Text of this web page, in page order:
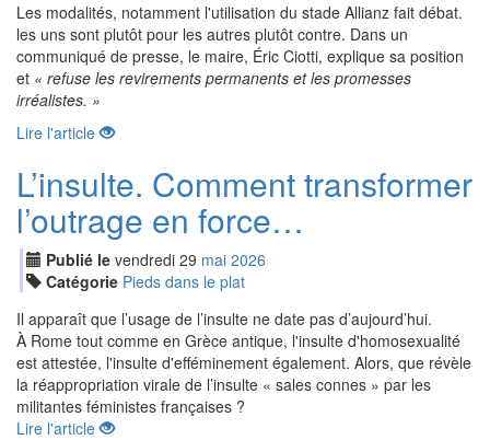
Les modalités, notamment l'utilisation du stade Allianz fait débat.
les uns sont plutôt pour les autres plutôt contre. Dans un
communiqué de presse, le maire, Éric Ciotti, explique sa position
et « refuse les revirements permanents et les promesses
irréalistes. »
Lire l'article
L’insulte. Comment transformer
l’outrage en force…
Publié le vendredi 29 mai 2026
Catégorie Pieds dans le plat
Il apparaît que l’usage de l’insulte ne date pas d’aujourd’hui.
À Rome tout comme en Grèce antique, l'insulte d'homosexualité
est attestée, l'insulte d'efféminement également. Alors, que révèle
la réappropriation virale de l’insulte « sales connes » par les
militantes féministes françaises ?
Lire l'article